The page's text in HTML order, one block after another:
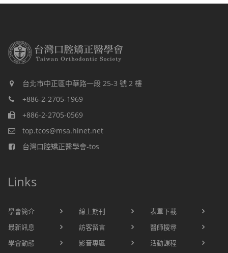
台北市中正區中華路一段 25-3 號 2 樓
+886-2-2705-1969
+886-2-2705-0569
top.tcos@msa.hinet.net
台灣口腔矯正醫學會-tos
Links
學會簡介
最新訊息
學會動態
線上期刊
訪客留言
影音專區
表單下載
醫師搜尋
活動課程